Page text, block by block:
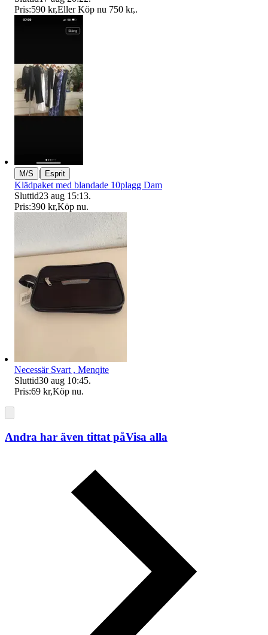
Pris:590 kr,Eller Köp nu 750 kr,.
M/S | Esprit
Klädpaket med blandade 10plagg Dam
Sluttid23 aug 15:13.
Pris:390 kr,Köp nu.
Necessär Svart , Menqite
Sluttid30 aug 10:45.
Pris:69 kr,Köp nu.
Andra har även tittat påVisa alla